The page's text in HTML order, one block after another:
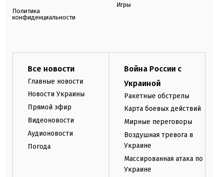
Политика
конфиденциальности
Игры
Все новости
Главные новости
Новости Украины
Прямой эфир
Видеоновости
Аудионовости
Погода
Война России с
Украиной
Ракетные обстрелы
Карта боевых действий
Мирные переговоры
Воздушная тревога в
Украине
Массированная атака по
Украине